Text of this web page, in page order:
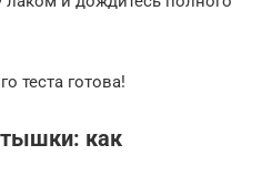
теста готова!
как